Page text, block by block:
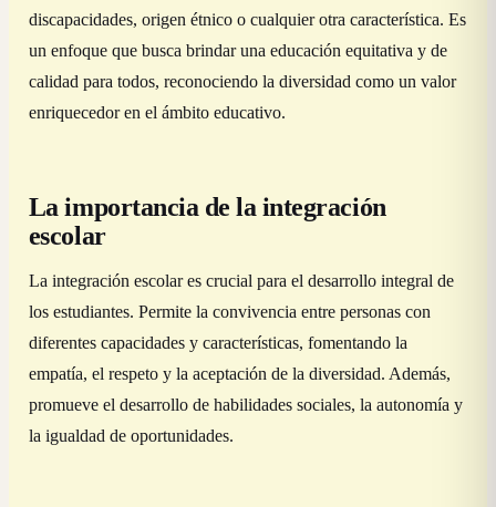
discapacidades, origen étnico o cualquier otra característica. Es
un enfoque que busca brindar una educación equitativa y de
calidad para todos, reconociendo la diversidad como un valor
enriquecedor en el ámbito educativo.
La importancia de la integración
escolar
La integración escolar es crucial para el desarrollo integral de
los estudiantes. Permite la convivencia entre personas con
diferentes capacidades y características, fomentando la
empatía, el respeto y la aceptación de la diversidad. Además,
promueve el desarrollo de habilidades sociales, la autonomía y
la igualdad de oportunidades.